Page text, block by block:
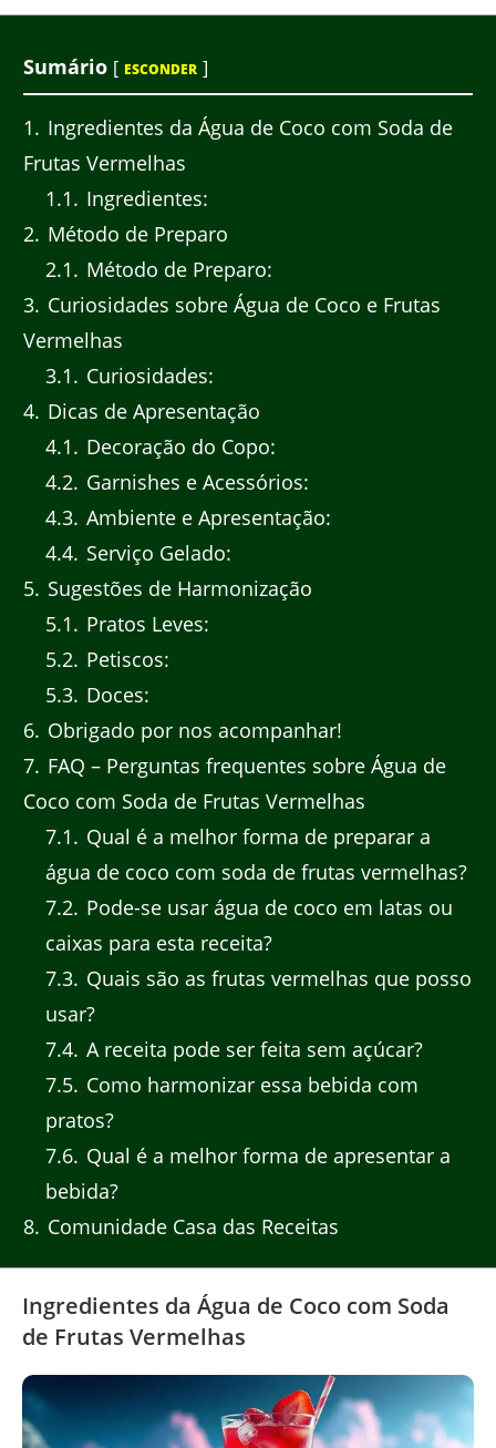
Sumário [ ESCONDER ]
1
Ingredientes da Água de Coco com Soda de
Frutas Vermelhas
1.1
Ingredientes:
2 Método de Preparo
2.1
Método de Preparo:
3 Curiosidades sobre Água de Coco e Frutas
Vermelhas
3.1
Curiosidades:
4 Dicas de Apresentação
4.1
Decoração do Copo:
4.2 Garnishes e Acessórios:
4.3 Ambiente e Apresentação:
4.4 Serviço Gelado:
5 Sugestões de Harmonização
5.1
Pratos Leves:
5.2 Petiscos:
5.3 Doces:
6 Obrigado por nos acompanhar!
7 FAQ – Perguntas frequentes sobre Água de
Coco com Soda de Frutas Vermelhas
7.1
Qual é a melhor forma de preparar a
água de coco com soda de frutas vermelhas?
7.2 Pode-se usar água de coco em latas ou
caixas para esta receita?
7.3 Quais são as frutas vermelhas que posso
usar?
7.4 A receita pode ser feita sem açúcar?
7.5 Como harmonizar essa bebida com
pratos?
7.6 Qual é a melhor forma de apresentar a
bebida?
8 Comunidade Casa das Receitas
Ingredientes da Água de Coco com Soda
de Frutas Vermelhas